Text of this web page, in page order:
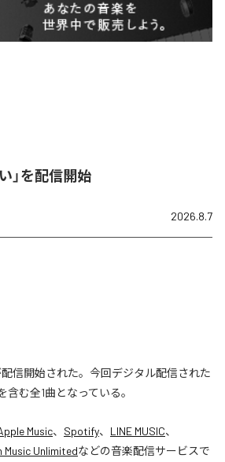
」を配信開始
2026.8.7
配信開始された。今回デジタル配信された
含む全1曲となっている。
Music、 Spotify、 LINE MUSIC、
Music Unlimitedなどの音楽配信サービスで